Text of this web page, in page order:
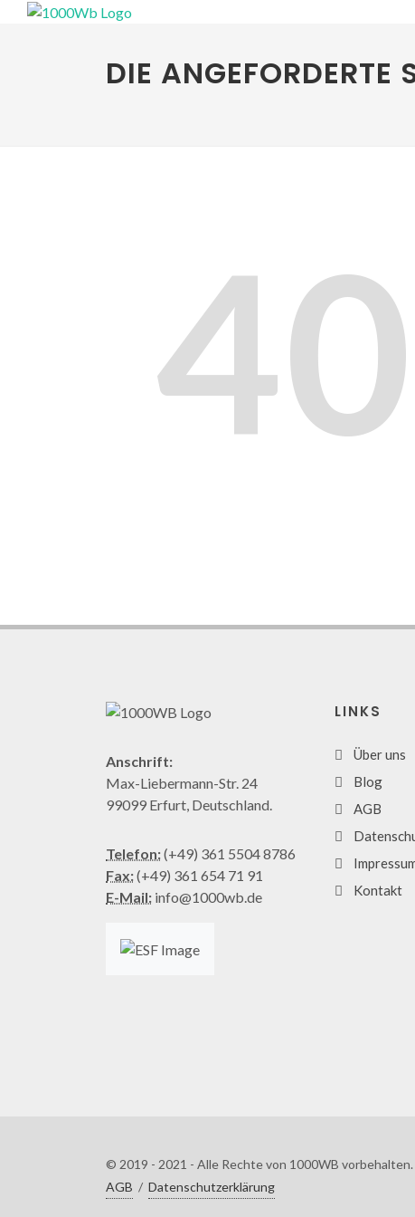
DIE ANGEFORDERTE
Anschrift:
Max-Liebermann-Str. 24
99099 Erfurt, Deutschland.
Telefon:(+49) 361 5504 8786
Fax:(+49) 361 654 71 91
E-Mail: info@1000wb.de
LINKS
Über uns
Blog
AGB
Kontakt
© 2019 - 2021 - Alle Rechte von 1000WB vorbehalten.
AGB / Datenschutzerklärung